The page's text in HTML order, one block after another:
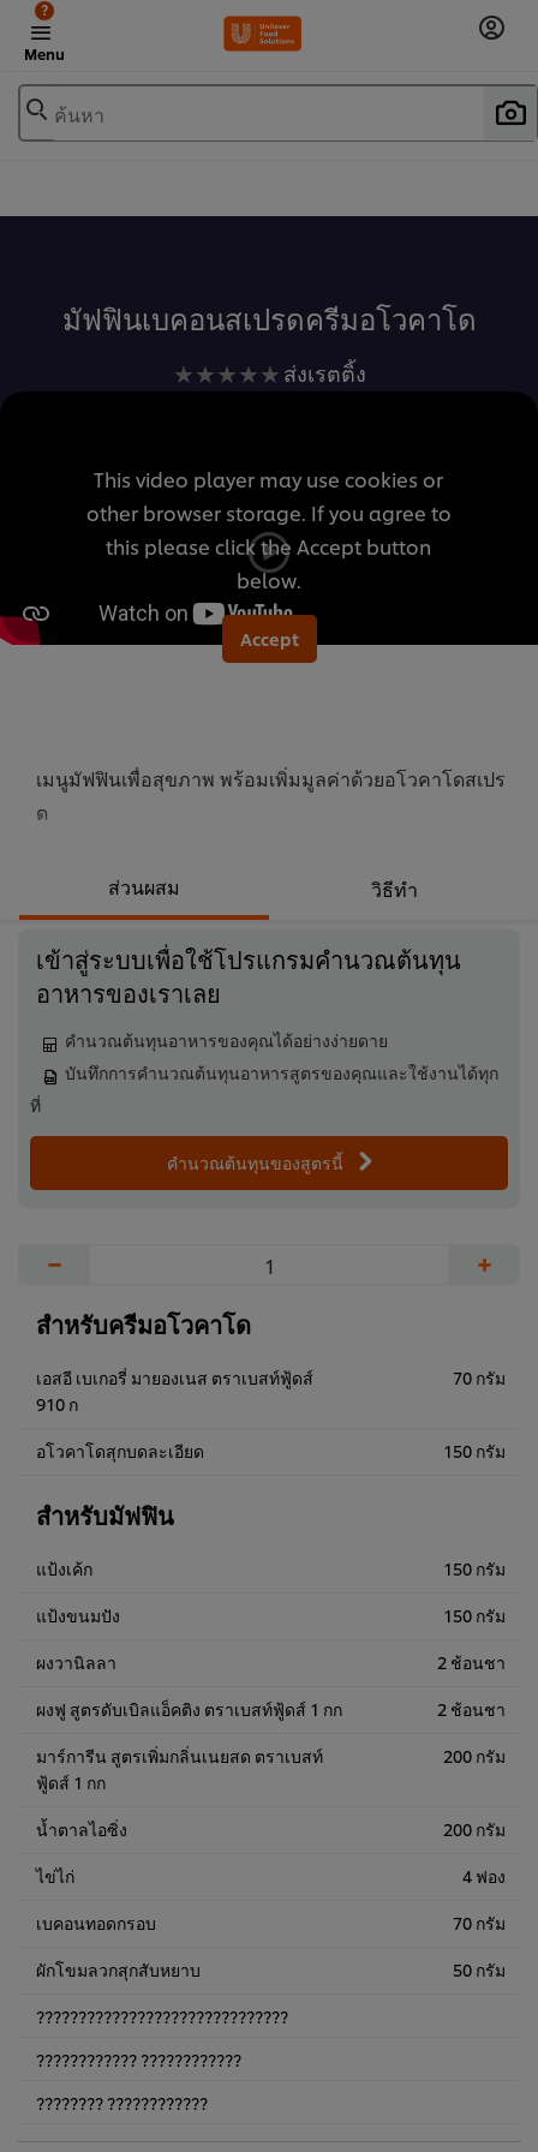
Menu
?
ค้นหา
มัฟฟินเบคอนสเปรดครีมอโวคาโด
ไม่มี
การ
สำหรับ
recipe
นี้
ส่งเรตติ้ง
This video player may use cookies or
other browser storage. If you agree to
this please click the Accept button
below.
Accept
เมนูมัฟฟินเพื่อสุขภาพ พร้อมเพิ่มมูลค่าด้วยอโวคาโดสเปร
ด
ส่วนผสม วิธีทำ
เข้าสู่ระบบเพื่อใช้โปรแกรมคำนวณต้นทุน
อาหารของเราเลย
คำนวณต้นทุนอาหารของคุณได้อย่างง่ายดาย
บันทึกการคำนวณต้นทุนอาหารสูตรของคุณและใช้งานได้ทุก
ที่
คำนวณต้นทุนของสูตรนี้
− +
สำหรับครีมอโวคาโด
เอสอี เบเกอรี่ มายองเนส ตราเบสท์ฟู้ดส์
910 ก
70 กรัม
อโวคาโดสุกบดละเอียด 150 กรัม
สำหรับมัฟฟิน
แป้งเค้ก 150 กรัม
แป้งขนมปัง 150 กรัม
ผงวานิลลา 2 ช้อนชา
ผงฟู สูตรดับเบิลแอ็คติง ตราเบสท์ฟู้ดส์ 1 กก 2 ช้อนชา
มาร์การีน สูตรเพิ่มกลิ่นเนยสด ตราเบสท์
ฟู้ดส์ 1 กก
200 กรัม
น้ำตาลไอซิ่ง 200 กรัม
ไข่ไก่ 4 ฟอง
เบคอนทอดกรอบ 70 กรัม
ผักโขมลวกสุกสับหยาบ 50 กรัม
??????????????????????????????
???????????? ????????????
???????? ????????????